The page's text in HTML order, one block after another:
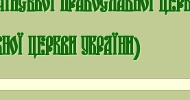
Церкви України)